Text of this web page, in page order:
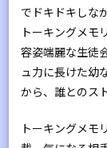
でドキドキしな
トーキングメモ
容姿端麗な生徒
ュ力に長けた幼
から、誰とのス
トーキングメモ